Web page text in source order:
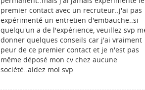
premier contact avec un recruteur..j'ai pas
expérimenté un entretien d'embauche..si
quelqu'un a de l'expérience, veuillez svp
donner quelques conseils car j'ai vraiment
peur de ce premier contact et je n'est pas
même déposé mon cv chez aucune
société..aidez moi svp